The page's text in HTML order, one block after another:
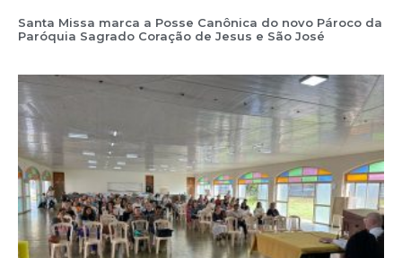
Santa Missa marca a Posse Canônica do novo Pároco da
Paróquia Sagrado Coração de Jesus e São José